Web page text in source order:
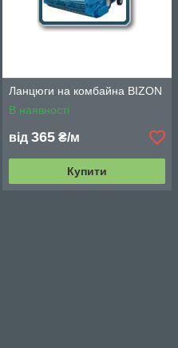
Ланцюги на комбайна BIZON
В наявності
від 365 ₴/м
Купити